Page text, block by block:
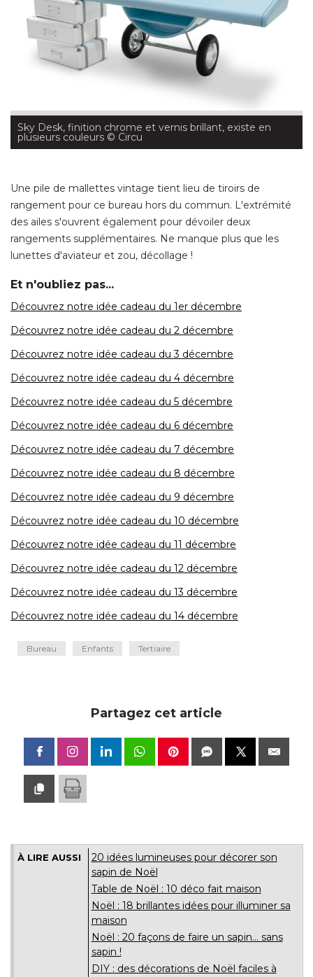
Sky Desk, finition chrome et vernis brillant, existe en
plusieurs couleurs © Circu
Une pile de mallettes vintage tient lieu de tiroirs de
rangement pour ce bureau hors du commun. L'extrémité
des ailes s'ouvrent également pour dévoiler deux
rangements supplémentaires. Ne manque plus que les
lunettes d'aviateur et zou, décollage !
Et n'oubliez pas...
Découvrez notre idée cadeau du 1er décembre
Découvrez notre idée cadeau du 2 décembre
Découvrez notre idée cadeau du 3 décembre
Découvrez notre idée cadeau du 4 décembre
Découvrez notre idée cadeau du 5 décembre
Découvrez notre idée cadeau du 6 décembre
Découvrez notre idée cadeau du 7 décembre
Découvrez notre idée cadeau du 8 décembre
Découvrez notre idée cadeau du 9 décembre
Découvrez notre idée cadeau du 10 décembre
Découvrez notre idée cadeau du 11 décembre
Découvrez notre idée cadeau du 12 décembre
Découvrez notre idée cadeau du 13 décembre
Découvrez notre idée cadeau du 14 décembre
Bureau Enfants Tertiaire
Partagez cet article
À LIRE AUSSI
20 idées lumineuses pour décorer son
sapin de Noël
Table de Noël : 10 déco fait maison
Noël : 18 brillantes idées pour illuminer sa
maison
Noël : 20 façons de faire un sapin... sans
sapin !
DIY : des décorations de Noël faciles à